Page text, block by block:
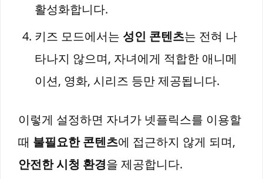
활성화합니다.
키즈 모드에서는 성인 콘텐츠는 전혀 나
타나지 않으며, 자녀에게 적합한 애니메
이션, 영화, 시리즈 등만 제공됩니다.
이렇게 설정하면 자녀가 넷플릭스를 이용할
때 불필요한 콘텐츠에 접근하지 않게 되며,
안전한 시청 환경을 제공합니다.